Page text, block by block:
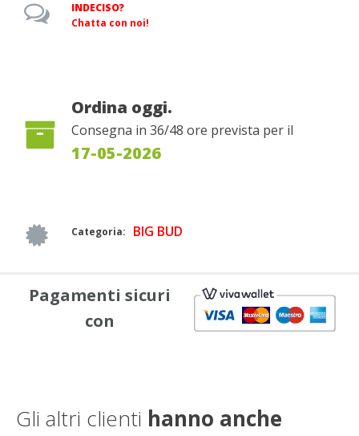
INDECISO?
Chatta con noi!
Ordina oggi.
Consegna in 36/48 ore prevista per il
17-05-2026
Categoria: BIG BUD
Pagamenti sicuri
con
Gli altri clienti hanno anche